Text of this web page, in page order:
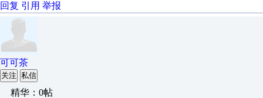
回复 引用 举报
可可茶
关注 私信
精华：0帖